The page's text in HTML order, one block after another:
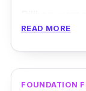
memang
Namun,
shade dari
Alluring, dan
READ MORE
FOUNDATION